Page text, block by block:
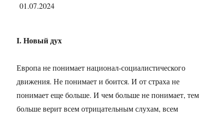
01.07.2024
I. Новый дух
Европа не понимает национал-социалистического
движения. Не понимает и боится. И от страха не
понимает еще больше. И чем больше не понимает, тем
больше верит всем отрицательным слухам, всем